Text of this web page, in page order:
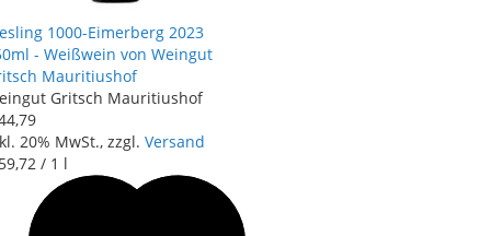
1000-Eimerberg 2023
- Weißwein von Weingut
Mauritiushof
Gritsch Mauritiushof
,79
20% MwSt., zzgl. Versand
,72 / 1 l